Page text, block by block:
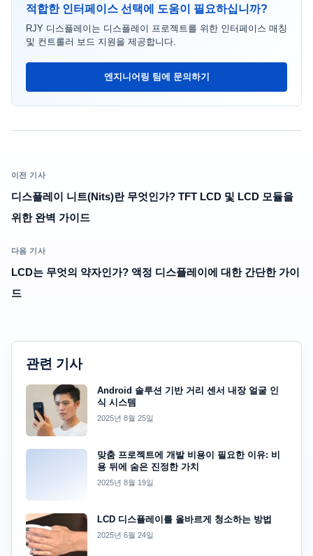
적합한 인터페이스 선택에 도움이 필요하십니까?
RJY 디스플레이는 디스플레이 프로젝트를 위한 인터페이스 매칭
및 컨트롤러 보드 지원을 제공합니다.
엔지니어링 팀에 문의하기
이전 기사
디스플레이 니트(Nits)란 무엇인가? TFT LCD 및 LCD 모듈을
위한 완벽 가이드
다음 기사
LCD는 무엇의 약자인가? 액정 디스플레이에 대한 간단한 가이
드
관련 기사
Android 솔루션 기반 거리 센서 내장 얼굴 인
식 시스템
2025년 8월 25일
맞춤 프로젝트에 개발 비용이 필요한 이유: 비
용 뒤에 숨은 진정한 가치
2025년 8월 19일
LCD 디스플레이를 올바르게 청소하는 방법
2025년 6월 24일